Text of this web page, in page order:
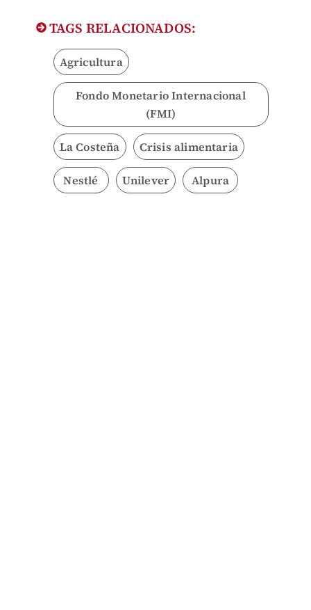
TAGS RELACIONADOS:
Agricultura
Fondo Monetario Internacional
(FMI)
La Costeña Crisis alimentaria
Nestlé Unilever Alpura